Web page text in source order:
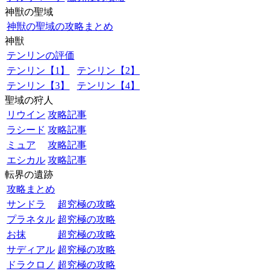
神獣の聖域
神獣の聖域の攻略まとめ
神獣
テンリンの評価
テンリン【1】
テンリン【2】
テンリン【3】
テンリン【4】
聖域の狩人
リウイン 攻略記事
ラシード 攻略記事
ミュア
攻略記事
エシカル 攻略記事
転界の遺跡
攻略まとめ
サンドラ
超究極の攻略
プラネタル 超究極の攻略
お抹
超究極の攻略
サディアル 超究極の攻略
ドラクロノ 超究極の攻略